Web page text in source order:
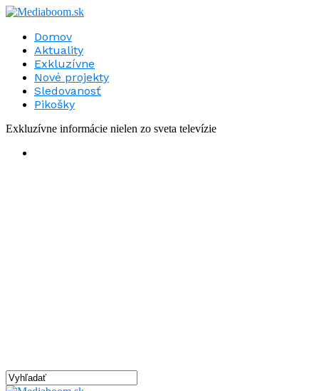
Domov
Aktuality
Exkluzívne
Nové projekty
Sledovanosť
Pikošky
Exkluzívne informácie nielen zo sveta televízie